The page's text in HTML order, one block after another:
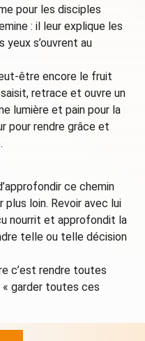
pour les disciples
: il leur explique les
yeux s’ouvrent au
être encore le fruit
retrace et ouvre un
lumière et pain pour la
pour rendre grâce et
ce chemin
plus loin. Revoir avec lui
nourrit et approfondit la
telle ou telle décision
c’est rendre toutes
« garder toutes ces